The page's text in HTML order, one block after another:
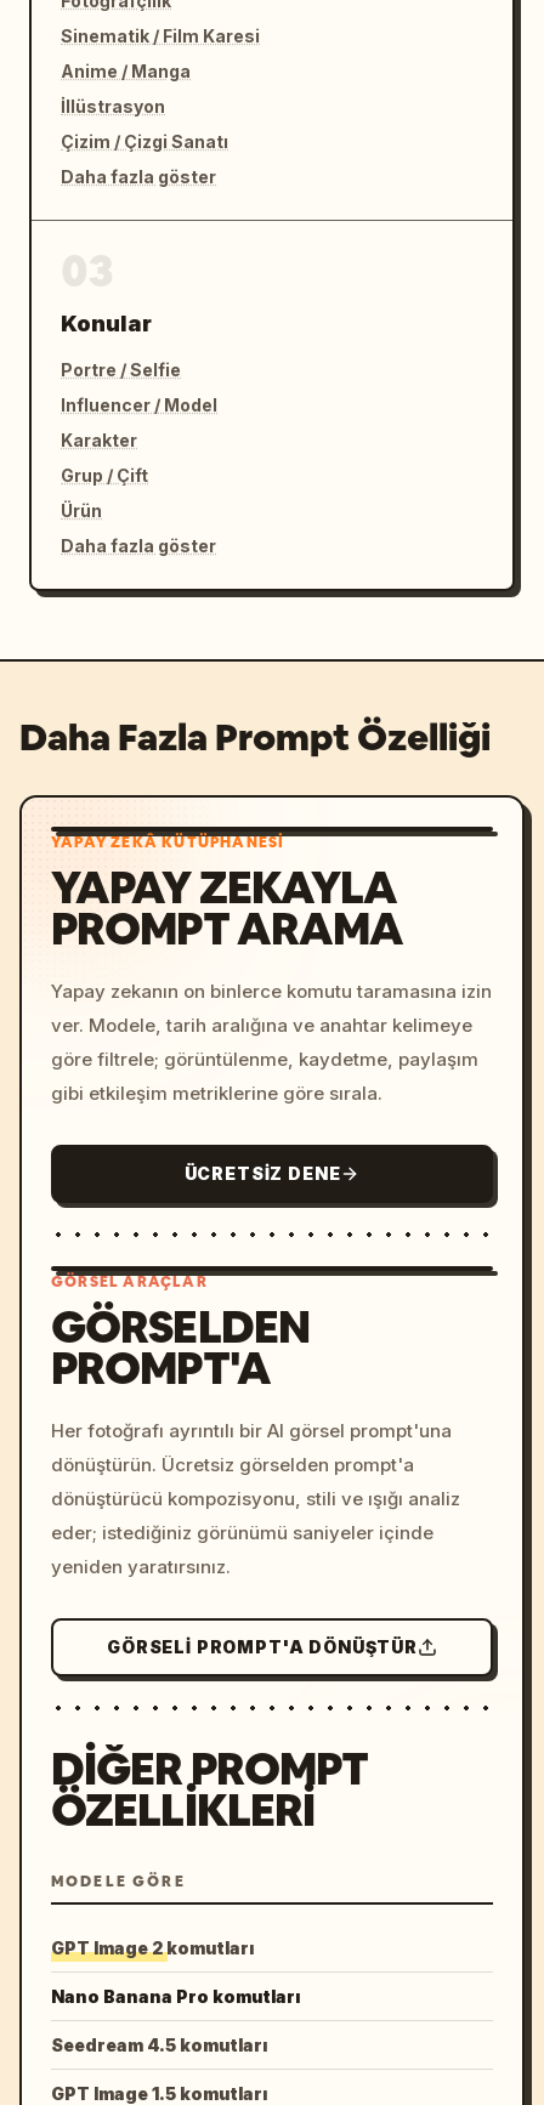
Sinematik / Film Karesi
Anime / Manga
İllüstrasyon
Çizim / Çizgi Sanatı
Daha fazla göster
Konular
Portre / Selfie
Influencer / Model
Karakter
Grup / Çift
Ürün
Daha fazla göster
Daha Fazla Prompt Özelliği
YAPAY ZEKÂ KÜTÜPHANESI
YAPAY ZEKAYLA
PROMPT ARAMA
Yapay zekanın on binlerce komutu taramasına izin
ver. Modele, tarih aralığına ve anahtar kelimeye
göre filtrele; görüntülenme, kaydetme, paylaşım
gibi etkileşim metriklerine göre sırala.
ÜCRETSIZ DENE
colors, 8k --v 6.0
GÖRSEL ARAÇLAR
GÖRSELDEN
PROMPT'A
Her fotoğrafı ayrıntılı bir AI görsel prompt'una
dönüştürün. Ücretsiz görselden prompt'a
dönüştürücü kompozisyonu, stili ve ışığı analiz
eder; istediğiniz görünümü saniyeler içinde
yeniden yaratırsınız.
GÖRSELI PROMPT'A DÖNÜŞTÜR
DIĞER PROMPT
ÖZELLIKLERI
MODELE GÖRE
GPT Image 2 komutları
Nano Banana Pro komutları
Seedream 4.5 komutları
GPT Image 1.5 komutları